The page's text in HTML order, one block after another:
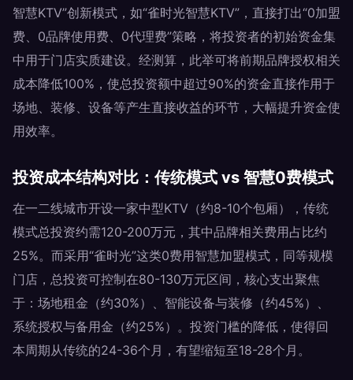
智慧KTV”创新模式，如“雀时光智慧KTV”，直接打出“0加盟
费、0品牌使用费、0代理费”策略，将投资者的初始资金集
中用于门店实质建设。经测算，此举可将前期品牌授权相关
成本降低100%，使总投资额中超过90%的资金直接作用于
场地、装修、设备等产生直接收益的环节，大幅提升资金使
用效率。
投资成本结构对比：传统模式 vs 智慧0费模式
在一二线城市开设一家中型KTV（约8-10个包厢），传统
模式总投资约需120-200万元，其中品牌相关费用占比约
25%。而采用“雀时光”这类0费用智慧加盟模式，同等规模
门店，总投资可控制在80-130万元区间，核心支出聚焦
于：场地租金（约30%）、智能设备与装修（约45%）、
系统授权与备用金（约25%）。投资门槛的降低，使得回
本周期从传统的24-36个月，有望缩短至18-28个月。